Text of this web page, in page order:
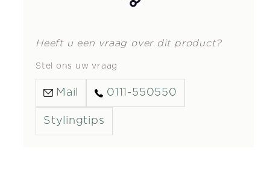
Heeft u een vraag over dit product?
Stel ons uw vraag
Mail 0111-550550
Stylingtips